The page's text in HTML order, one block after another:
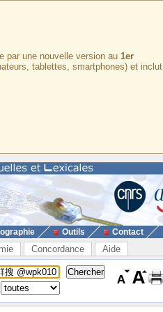
par une nouvelle version au 1er
tablettes, smartphones) et inclut
Outils Contact
Concordance Aide